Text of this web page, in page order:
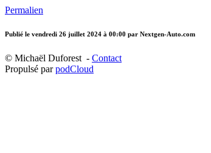
Permalien
Publié le vendredi 26 juillet 2024 à 00:00 par Nextgen-Auto.com
© Michaël Duforest - Contact
Propulsé parpodCloud